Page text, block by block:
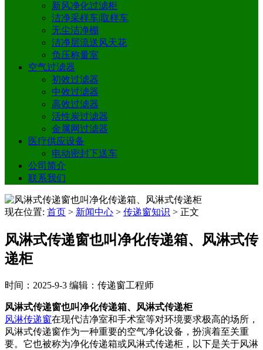
新风净化过滤柜
洁净采样车|取样车
无尘洁净棚
洁净层流送风天花
负压称量室
空气过滤器
初效过滤器
中效过滤器
高效过滤器
活性炭过滤器
金属网过滤器
医疗供应设备
电动密封下送车
公司简介
联系我们
现在位置: 首页 > 新闻中心 > 传递窗知识 > 正文
风淋式传递窗也叫净化传递箱、风淋式传
递柜
时间：2025-9-3 编辑：传递窗工程师
风淋式传递窗也叫净化传递箱、风淋式传递柜
风淋传递窗在现代洁净室和手术室等对环境要求极高的场所，
风淋式传递窗作为一种重要的空气净化设备，扮演着至关重
要。它也被称为净化传递箱或风淋式传递柜，以下是关于风淋